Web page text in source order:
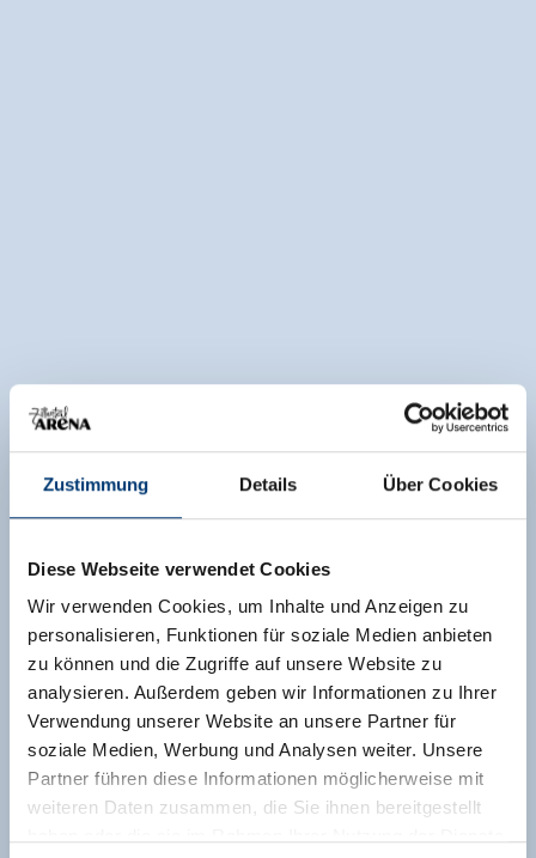
Zustimmung Details Über Cookies
Diese Webseite verwendet Cookies
Wir verwenden Cookies, um Inhalte und Anzeigen zu
personalisieren, Funktionen für soziale Medien anbieten
zu können und die Zugriffe auf unsere Website zu
analysieren. Außerdem geben wir Informationen zu Ihrer
Verwendung unserer Website an unsere Partner für
soziale Medien, Werbung und Analysen weiter. Unsere
Partner führen diese Informationen möglicherweise mit
weiteren Daten zusammen, die Sie ihnen bereitgestellt